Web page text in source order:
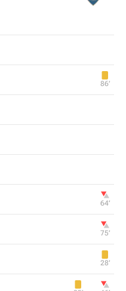
86‎’‎
64‎’‎
75‎’‎
28‎’‎